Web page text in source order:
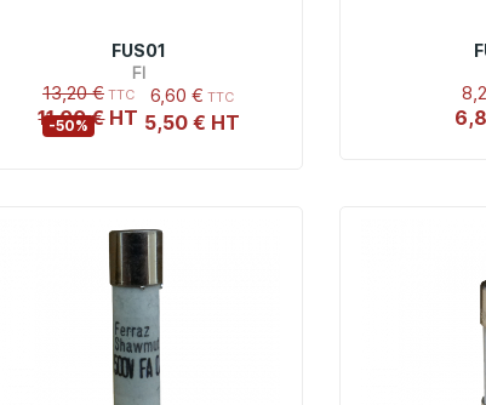
FUS01
FI
6,60 €
5,50 €
13,20 €
11,00 €
-50%